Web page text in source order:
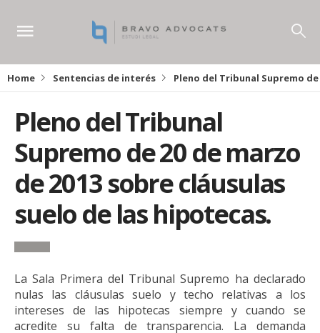
Home Sentencias de interés Pleno del Tribunal Supremo
Pleno del Tribunal
Supremo de 20 de marzo
de 2013 sobre cláusulas
suelo de las hipotecas.
La Sala Primera del Tribunal Supremo ha declarado
nulas las cláusulas suelo y techo relativas a los
intereses de las hipotecas siempre y cuando se
acredite su falta de transparencia. La demanda